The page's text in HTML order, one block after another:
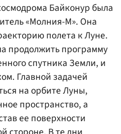
Байконур была
«Молния-М». Она
полета к Луне.
продолжить программу
спутника Земли, и
Главной задачей
на орбите Луны,
пространство, а
ее поверхности